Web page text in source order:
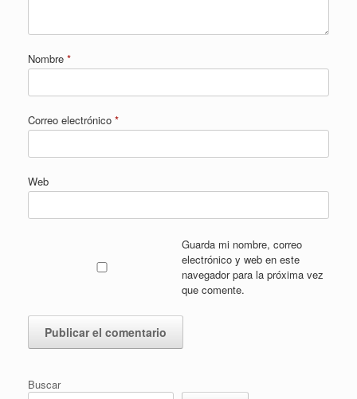
Nombre *
Correo electrónico *
Web
Guarda mi nombre, correo
electrónico y web en este
navegador para la próxima vez
que comente.
Buscar